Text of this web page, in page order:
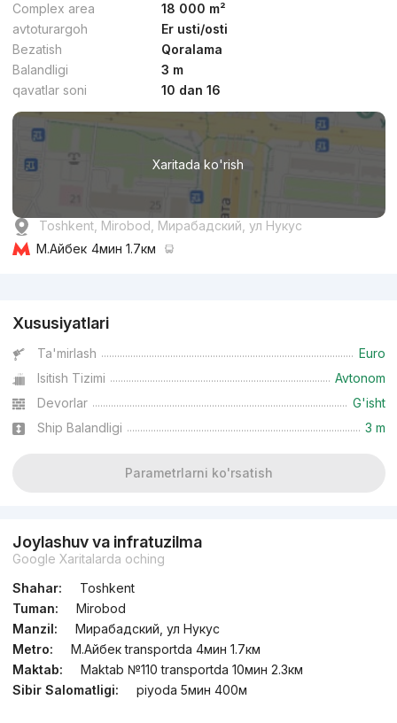
Complex area
18 000 m²
avtoturargoh
Er usti/osti
Bezatish
Qoralama
Balandligi
3 m
qavatlar soni
10 dan 16
Xaritada ko'rish
Toshkent, Mirobod, Мирабадский, ул Нукус
М.Айбек 4мин 1.7км
Xususiyatlari
Ta'mirlash
Euro
Isitish Tizimi
Avtonom
Devorlar
G'isht
Ship Balandligi
3 m
Parametrlarni ko'rsatish
Joylashuv va infratuzilma
Google Xaritalarda oching
Shahar:
Toshkent
Tuman:
Mirobod
Manzil:
Мирабадский, ул Нукус
Metro:
М.Айбек transportda 4мин 1.7км
Maktab:
Maktab №110 transportda 10мин 2.3км
Sibir Salomatligi:
piyoda 5мин 400м